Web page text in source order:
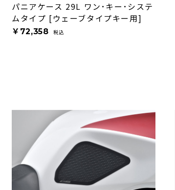
パニアケース 29L ワン･キー･システ
ムタイプ [ウェーブタイプキー用]
￥72,358 税込